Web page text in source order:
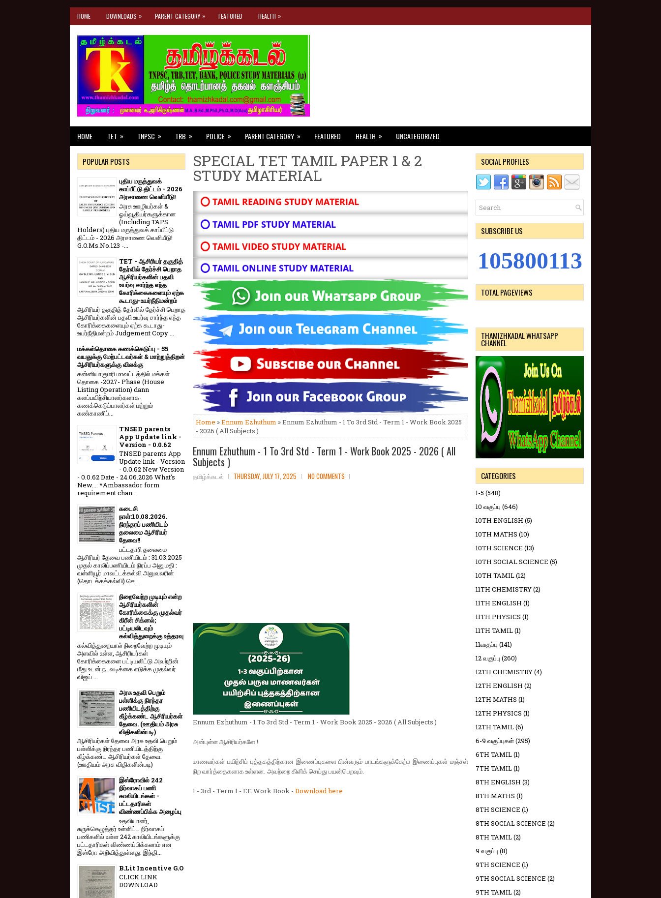
HOME DOWNLOADS » PARENT CATEGORY » FEATURED HEALTH »
HOME TET » TNPSC » TRB » POLICE » PARENT CATEGORY » FEATURED HEALTH » UNCATEGORIZED
SPECIAL TET TAMIL PAPER 1 & 2
STUDY MATERIAL
⭕ TAMIL READING STUDY MATERIAL
⭕ TAMIL PDF STUDY MATERIAL
⭕ TAMIL VIDEO STUDY MATERIAL
⭕ TAMIL ONLINE STUDY MATERIAL
Home »Ennum Ezhuthum » Ennum Ezhuthum - 1 To 3rd Std - Term 1 - Work Book 2025
- 2026 ( All Subjects )
Ennum Ezhuthum - 1 To 3rd Std - Term 1 - Work Book 2025 - 2026 ( All
Subjects )
தமிழ்க்கடல் THURSDAY, JULY 17, 2025 NO COMMENTS
Ennum Ezhuthum - 1 To 3rd Std - Term 1 - Work Book 2025 - 2026 ( All Subjects )
அன்புள்ள ஆசிரியர்களே !
மாணவர்கள் பயிற்சிப் புத்தகத்திற்கான இணைப்புகளை பின்வரும் பாடங்களுக்கேற்ப இணைப்புகள் மஞ்சள்
நிற வார்த்தைகளாக உள்ளன. அவற்றை கிளிக் செய்து பயன்பெறவும்.
1 - 3rd - Term 1 - EE Work Book - Download here
POPULAR POSTS
புதிய மருத்துவக்
காப்பீட்டு திட்டம் - 2026
அரசாணை வெளியீடு!
அரசு ஊழியர்கள் &
ஓய்வூதியர்களுக்கான
(Including TAPS
Holders) புதிய மருத்துவக் காப்பீட்டு
திட்டம் - 2026 அரசாணை வெளியீடு!
G.O.Ms.No.123 -...
TET - ஆசிரியர் தகுதித்
தேர்வில் தேர்ச்சி பெறாத
ஆசிரியர்களின் பதவி
உயர்வு சார்ந்த எந்த
கோரிக்கைகளையும் ஏற்க
கூடாது-உயர்நீதிமன்றம்
ஆசிரியர் தகுதித் தேர்வில் தேர்ச்சி பெறாத
ஆசிரியர்களின் பதவி உயர்வு சார்ந்த எந்த
கோரிக்கைகளையும் ஏற்க கூடாது-
உயர்நீதிமன்றம் Judgement Copy ...
மக்கள்தொகை கணக்கெடுப்பு - 55
வயதுக்கு மேற்பட்டவர்கள் & மாற்றுத்திறன்
ஆசிரியர்களுக்கு விலக்கு
கன்னியாகுமரி மாவட்டத்தில் மக்கள்
தொகை -2027- Phase (House
Listing Operation) dann
களப்பயிற்சியாளர்களாக-
கணக்கெடுப்பாளர்கள் மற்றும்
கண்காணிப்...
TNSED parents
App Update link -
Version - 0.0.62
TNSED parents App
Update link - Version
- 0.0.62 New Version
- 0.0.62 Date - 24.06.2026 What's
New.... *Ambassador form
requirement chan...
கடைசி
நாள்:10.08.2026.
நிரந்தரப் பணியிடம்
தலைமை ஆசிரியர்
தேவை!!
பட்டதாரி தலைமை
ஆசிரியர் தேவை பணியிடம் : 31.03.2025
முதல் காலிப்பணியிடம் நிரப்ப அனுமதி :
வள்ளியூர் மாவட்டக்கல்வி அலுவலரின்
(தொடக்கக்கல்வி) செ...
நிறைவேற்ற முடியும் என்ற
ஆசிரியர்களின்
கோரிக்கைக்கு முதல்வர்
கிரீன் சிக்னல்;
பட்டியலிடவும்
கல்வித்துறைக்கு உத்தரவு
கல்வித்துறையால் நிறைவேற்ற முடியும்
அளவில் உள்ள, ஆசிரியர்கள்
கோரிக்கைகளை பட்டியலிட்டு அவற்றின்
மீது உடன் நடவடிக்கை எடுக்க முதல்வர்
விஜய் ...
அரசு உதவி பெறும்
பள்ளிக்கு நிரந்தர
பணியிடத்திற்கு
கீழ்க்கண்ட ஆசிரியர்கள்
தேவை. (ஊதியம் அரசு
விதிகளின்படி)
ஆசிரியர்கள் தேவை அரசு உதவி பெறும்
பள்ளிக்கு நிரந்தர பணியிடத்திற்கு
கீழ்க்கண்ட ஆசிரியர்கள் தேவை.
(ஊதியம் அரசு விதிகளின்படி)
இஸ்ரோவில் 242
நிர்வாகப் பணி
காலியிடங்கள் -
பட்டதாரிகள்
விண்ணப்பிக்க அழைப்பு
உதவியாளர்,
சுருக்கெழுத்தர் உள்ளிட்ட நிர்வாகப்
பணிகளில் உள்ள 242 காலியிடங்களுக்கு
பட்டதாரிகள் விண்ணப்பிக்கலாம் என
இஸ்ரோ அறிவித்துள்ளது. இந்தி...
B.Lit Incentive G.O
CLICK LINK
DOWNLOAD
SOCIAL PROFILES
SUBSCRIBE US
105800113
TOTAL PAGEVIEWS
THAMIZHKADAL WHATSAPP
CHANNEL
CATEGORIES
1-5 (548)
10 வகுப்பு (646)
10TH ENGLISH (5)
10TH MATHS (10)
10TH SCIENCE (13)
10TH SOCIAL SCIENCE (5)
10TH TAMIL(12)
11TH CHEMISTRY(2)
11TH ENGLISH (1)
11TH PHYSICS (1)
11TH TAMIL(1)
11வகுப்பு (141)
12 வகுப்பு (260)
12TH CHEMISTRY(4)
12TH ENGLISH (2)
12TH MATHS (1)
12TH PHYSICS (1)
12TH TAMIL(6)
6-9 வகுப்புகள்(295)
6TH TAMIL(1)
7TH TAMIL(1)
8TH ENGLISH (3)
8TH MATHS (1)
8TH SCIENCE (1)
8TH SOCIAL SCIENCE (2)
8TH TAMIL(2)
9 வகுப்பு (8)
9TH SCIENCE (1)
9TH SOCIAL SCIENCE (2)
9TH TAMIL(2)